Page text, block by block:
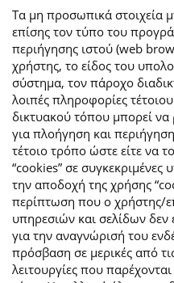
Τα μη προσωπικά στοιχεία
επίσης τον τύπο του
περιήγησης ιστού (web
χρήστης, το είδος του
σύστημα, τον πάροχο
λοιπές πληροφορίες
δικτυακού τόπου μπορεί
για πλοήγηση και
τέτοιο τρόπο ώστε είτε να
“cookies” σε συγκεκριμένες
την αποδοχή της χρήσης
περίπτωση που ο χρήστης/
υπηρεσιών και σελίδων δεν
για την αναγνώρισή του
πρόσβαση σε μερικές από
λειτουργίες που